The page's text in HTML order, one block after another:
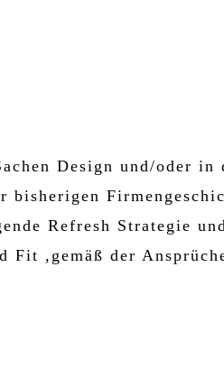
Design und/oder in
Refresh Strategie
,gemäß der